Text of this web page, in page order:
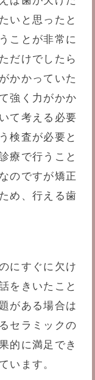
いと思ったと
ことが非常に
だけでしたら
かかっていた
強く力がかか
て考える必要
検査が必要と
療で行うこと
のですが矯正
め、行える歯
にすぐに欠け
をきいたこと
がある場合は
セラミックの
的に満足でき
います。